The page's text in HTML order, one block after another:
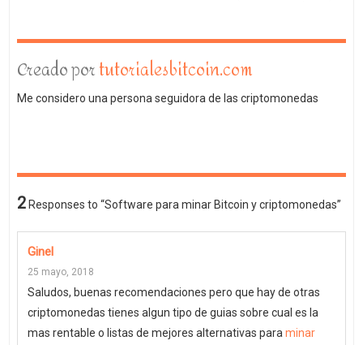
Creado portutorialesbitcoin.com
Me considero una persona seguidora de las criptomonedas
2Responses to “Software para minar Bitcoin y criptomonedas”
Ginel
25 mayo, 2018
Saludos, buenas recomendaciones pero que hay de otras
criptomonedas tienes algun tipo de guias sobre cual es la
mas rentable o listas de mejores alternativas para minar